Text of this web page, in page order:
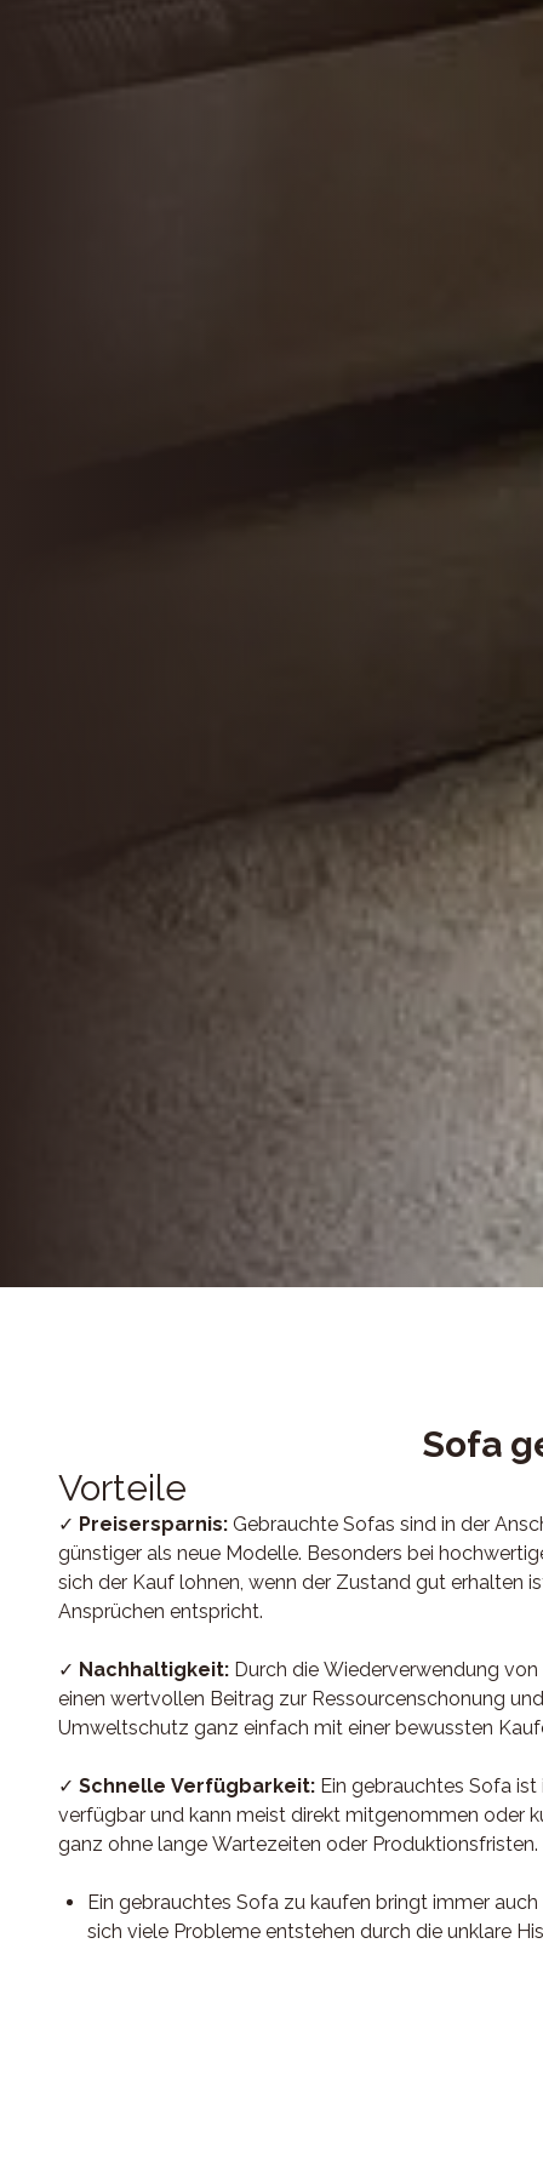
Sofa
Vorteile
✓ Preisersparnis:
günstiger als neue Modelle. Besonders bei
sich der Kauf lohnen, wenn der Zustand gut erhalten
Ansprüchen entspricht.
✓ Nachhaltigkeit:
einen wertvollen Beitrag zur Ressourcenschonung
Umweltschutz ganz einfach mit einer bewussten
✓ Schnelle Verfügbarkeit:
verfügbar und kann meist direkt mitgenommen oder
ganz ohne lange Wartezeiten oder Produktionsfristen.
Ein gebrauchtes Sofa zu kaufen bringt immer
sich viele Probleme entstehen durch die unklare